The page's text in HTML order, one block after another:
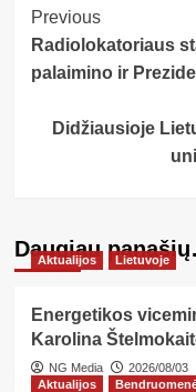
Post
Previous
Radiolokatoriaus
palaimino ir
Didžiausioje
Daugiau
Aktualijos Lietuvoje
Energetikos
Karolina
NG Media
2026/08/03
Aktualijos